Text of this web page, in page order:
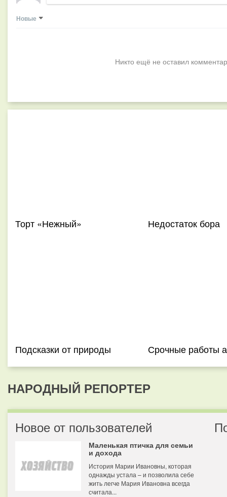
Новые
Никто ещё не оставил
Торт «Нежный» Недостаток бора
Подсказки от природы Срочные работы
НАРОДНЫЙ РЕПОРТЕР
Новое от пользователей
Маленькая птичка для семьи
и дохода
История Марии Ивановны, которая
однажды устала – и позволила себе
жить легче Мария Ивановна всегда
считала...